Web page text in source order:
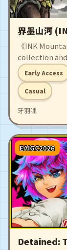
界墨山河
《INK
collection
from
It is a
Here, you
them to
Early Access
Casual
牙羽哩
EAIGC2026
Detained: